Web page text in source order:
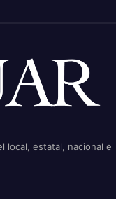
local, estatal, nacional e